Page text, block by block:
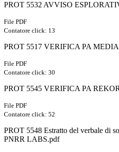
PROT 5532 AVVISO
File PDF
Contatore click: 13
PROT 5517 VERIFICA PA
File PDF
Contatore click: 30
PROT 5545 VERIFICA PA
File PDF
Contatore click: 52
PROT 5548 Estratto del verbale di
PNRR LABS.pdf